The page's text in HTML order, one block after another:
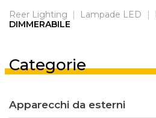
Reer Lighting Lampade LED
DIMMERABILE
Categorie
Apparecchi da esterni